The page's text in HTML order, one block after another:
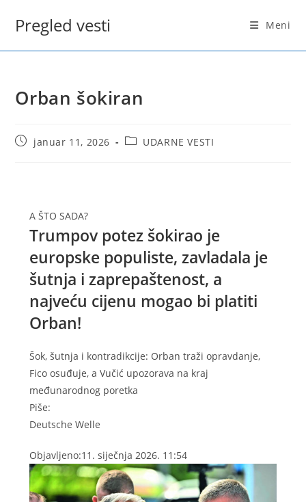
Pregled vesti Meni
Orban šokiran
Postjanuar 11, 2026
PostUDARNE VESTI
A ŠTO SADA?
Trumpov potez šokirao je
europske populiste, zavladala je
šutnja i zaprepaštenost, a
najveću cijenu mogao bi platiti
Orban!
Šok, šutnja i kontradikcije: Orban traži opravdanje,
Fico osuđuje, a Vučić upozorava na kraj
međunarodnog poretka
Piše:
Deutsche Welle
Objavljeno:11. siječnja 2026. 11:54